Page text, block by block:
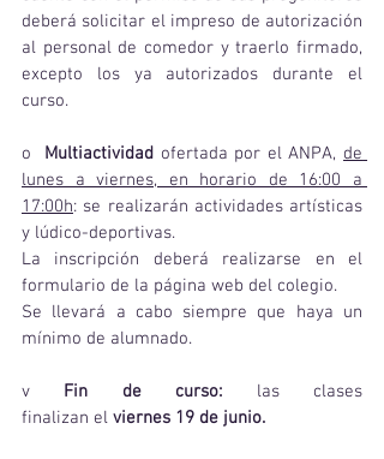
deberá solicitar el impreso de autorización
al personal de comedor y traerlo firmado,
excepto los ya autorizados durante el
curso.
o Multiactividad ofertada por el ANPA, de
lunes a viernes, en horario de 16:00 a
17:00h: se realizarán actividades artísticas
y lúdico-deportivas.
La inscripción deberá realizarse en el
formulario de la página web del colegio.
Se llevará a cabo siempre que haya un
mínimo de alumnado.
v Fin de curso: las clases
finalizan el viernes 19 de junio.